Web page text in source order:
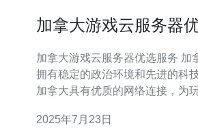
加拿大游戏云服务器
加拿大游戏云服务器优选服务 加拿大作为一个发达国家，
拥有稳定的政治环境和先进的科
加拿大具有优质的网络连接，为
护，保障玩家的权益。 1. 稳定性：加拿大游戏云服务器采
2025年7月23日